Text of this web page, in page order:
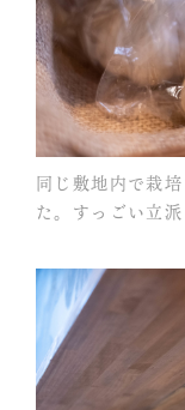
同じ敷地内で栽
た。すっごい立派